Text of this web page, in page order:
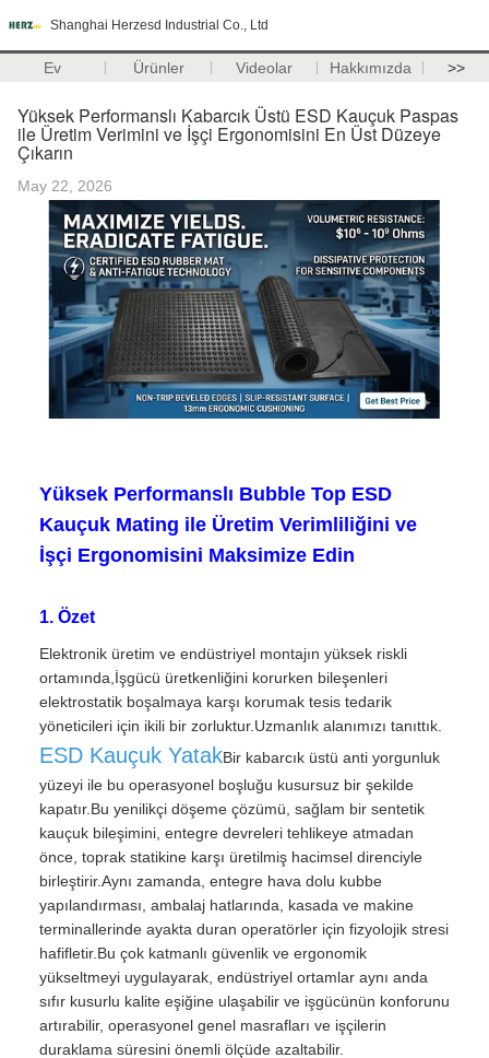
Shanghai Herzesd Industrial Co., Ltd
Ev Ürünler Videolar Hakkımızda >>
Yüksek Performanslı Kabarcık Üstü ESD Kauçuk Paspas
ile Üretim Verimini ve İşçi Ergonomisini En Üst Düzeye
Çıkarın
May 22, 2026
Yüksek Performanslı Bubble Top ESD
Kauçuk Mating ile Üretim Verimliliğini ve
İşçi Ergonomisini Maksimize Edin
1. Özet
Elektronik üretim ve endüstriyel montajın yüksek riskli
ortamında,İşgücü üretkenliğini korurken bileşenleri
elektrostatik boşalmaya karşı korumak tesis tedarik
yöneticileri için ikili bir zorluktur.Uzmanlık alanımızı tanıttık.
ESD Kauçuk YatakBir kabarcık üstü anti yorgunluk
yüzeyi ile bu operasyonel boşluğu kusursuz bir şekilde
kapatır.Bu yenilikçi döşeme çözümü, sağlam bir sentetik
kauçuk bileşimini, entegre devreleri tehlikeye atmadan
önce, toprak statikine karşı üretilmiş hacimsel direnciyle
birleştirir.Aynı zamanda, entegre hava dolu kubbe
yapılandırması, ambalaj hatlarında, kasada ve makine
terminallerinde ayakta duran operatörler için fizyolojik stresi
hafifletir.Bu çok katmanlı güvenlik ve ergonomik
yükseltmeyi uygulayarak, endüstriyel ortamlar aynı anda
sıfır kusurlu kalite eşiğine ulaşabilir ve işgücünün konforunu
artırabilir, operasyonel genel masrafları ve işçilerin
duraklama süresini önemli ölçüde azaltabilir.